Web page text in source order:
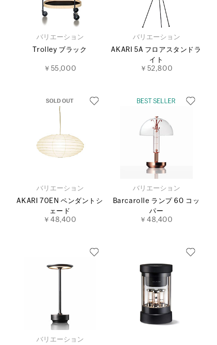
バリエーション
Trolley ブラック
￥55,000
バリエーション
AKARI 5A フロアスタンドラ
イト
￥52,800
バリエーション
AKARI 70EN ペンダントシ
ェード
￥48,400
バリエーション
Barcarolle ランプ 60 コッ
パー
￥48,400
バリエーション